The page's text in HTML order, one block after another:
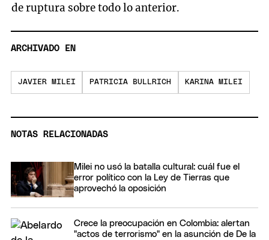
de ruptura sobre todo lo anterior.
ARCHIVADO EN
JAVIER MILEI PATRICIA BULLRICH KARINA MILEI
NOTAS RELACIONADAS
Milei no usó la batalla cultural: cuál fue el
error político con la Ley de Tierras que
aprovechó la oposición
Crece la preocupación en Colombia: alertan
"actos de terrorismo" en la asunción de De la